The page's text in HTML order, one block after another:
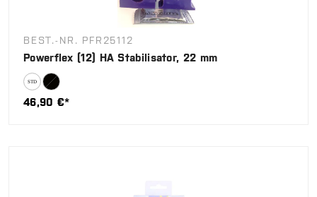
BEST.-NR. PFR25112
Powerflex (12) HA Stabilisator, 22 mm
46,90 €*